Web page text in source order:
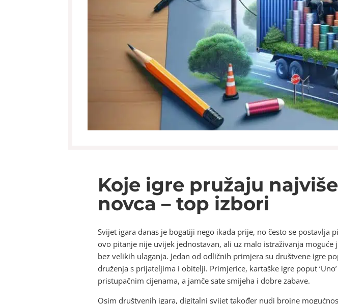
Koje igre pružaju
novca – top izbori
Svijet igara danas je bogatiji nego ikada prije, no često se postavlja
ovo pitanje nije uvijek jednostavan, ali uz malo istraživanja
bez velikih ulaganja. Jedan od odličnih primjera su društvene igre
druženja s prijateljima i obitelji. Primjerice, kartaške igre poput
pristupačnim cijenama, a jamče sate smijeha i dobre zabave.
Osim društvenih igara, digitalni svijet također nudi brojne